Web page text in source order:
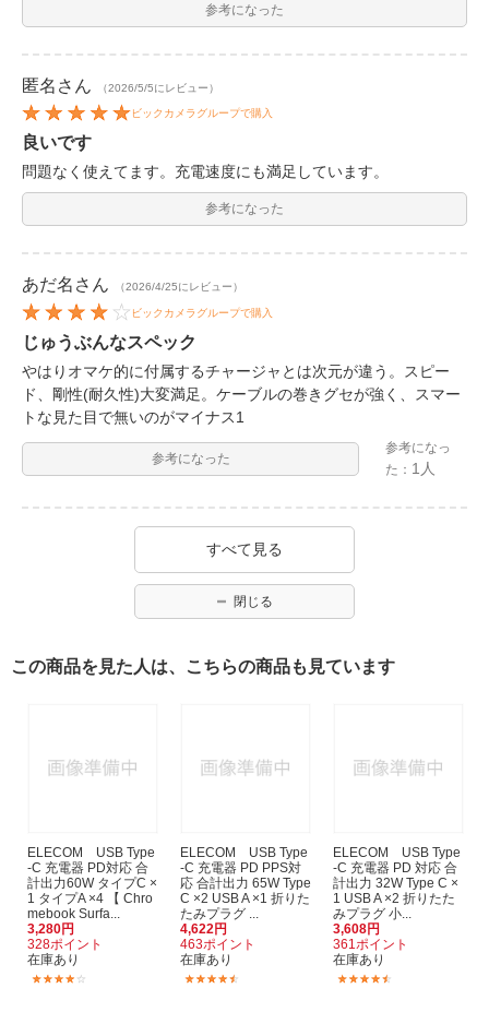
参考になった
匿名 さん （2026/5/5にレビュー）
ビックカメラグループで購入
良いです
問題なく使えてます。充電速度にも満足しています。
参考になった
あだ名 さん （2026/4/25にレビュー）
ビックカメラグループで購入
じゅうぶんなスペック
やはりオマケ的に付属するチャージャとは次元が違う。スピー
ド、剛性(耐久性)大変満足。ケーブルの巻きグセが強く、スマー
トな見た目で無いのがマイナス1
参考になった
参考になっ
た： 1人
すべて見る
閉じる
この商品を見た人は、こちらの商品も見ています
ELECOM USB Type
-C 充電器 PD対応 合
計出力60W タイプC ×
1 タイプA ×4 【 Chro
mebook Surfa...
3,280円
328ポイント
在庫あり
ELECOM USB Type
-C 充電器 PD PPS対
応 合計出力 65W Type
C ×2 USB A ×1 折りた
たみプラグ ...
4,622円
463ポイント
在庫あり
ELECOM USB Type
-C 充電器 PD 対応 合
計出力 32W Type C ×
1 USB A ×2 折りたた
みプラグ 小...
3,608円
361ポイント
在庫あり